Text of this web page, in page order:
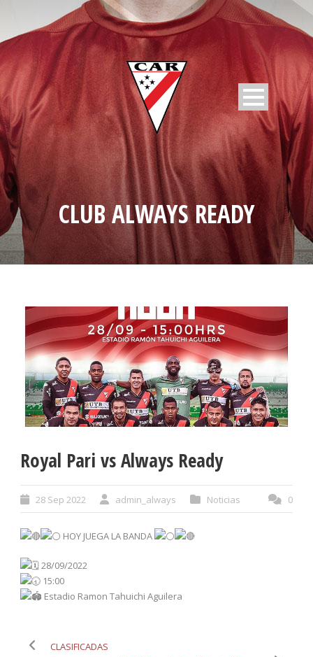
CLUB ALWAYS READY
Royal Pari vs Always Ready
28 Sep 2022 admin_always Noticias 0
HOY JUEGA LA BANDA
28/09/2022
15:00
Estadio Ramon Tahuichi Aguilera
CLASIFICADAS